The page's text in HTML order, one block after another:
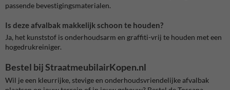
passende bevestigingsmaterialen.
Is deze afvalbak makkelijk schoon te houden?
Ja, het kunststof is onderhoudsarm en graffiti-vrij te houden met een
hogedrukreiniger.
Bestel bij StraatmeubilairKopen.nl
Wil je een kleurrijke, stevige en onderhoudsvriendelijke afvalbak